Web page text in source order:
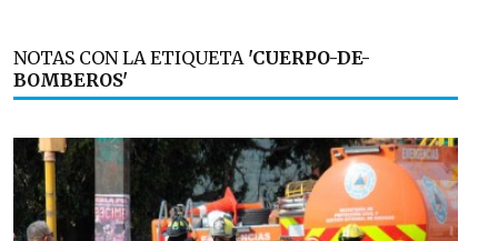
NOTAS CON LA ETIQUETA 'CUERPO-DE-
BOMBEROS'